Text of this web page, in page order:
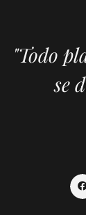
"Todo
se